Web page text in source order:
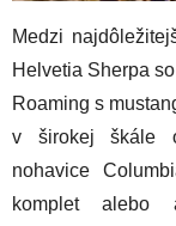
Medzi
Helvetia Sherpa
Roaming s
v širokej škále
nohavice
komplet alebo